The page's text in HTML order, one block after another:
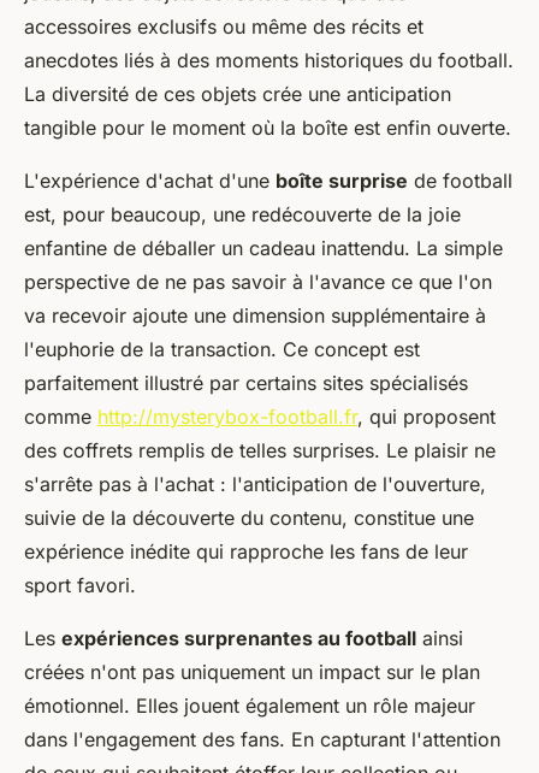
accessoires exclusifs ou même des récits et
anecdotes liés à des moments historiques du football.
La diversité de ces objets crée une anticipation
tangible pour le moment où la boîte est enfin ouverte.
L'expérience d'achat d'une boîte surprise de football
est, pour beaucoup, une redécouverte de la joie
enfantine de déballer un cadeau inattendu. La simple
perspective de ne pas savoir à l'avance ce que l'on
va recevoir ajoute une dimension supplémentaire à
l'euphorie de la transaction. Ce concept est
parfaitement illustré par certains sites spécialisés
comme http://mysterybox-football.fr, qui proposent
des coffrets remplis de telles surprises. Le plaisir ne
s'arrête pas à l'achat : l'anticipation de l'ouverture,
suivie de la découverte du contenu, constitue une
expérience inédite qui rapproche les fans de leur
sport favori.
Les expériences surprenantes au football ainsi
créées n'ont pas uniquement un impact sur le plan
émotionnel. Elles jouent également un rôle majeur
dans l'engagement des fans. En capturant l'attention